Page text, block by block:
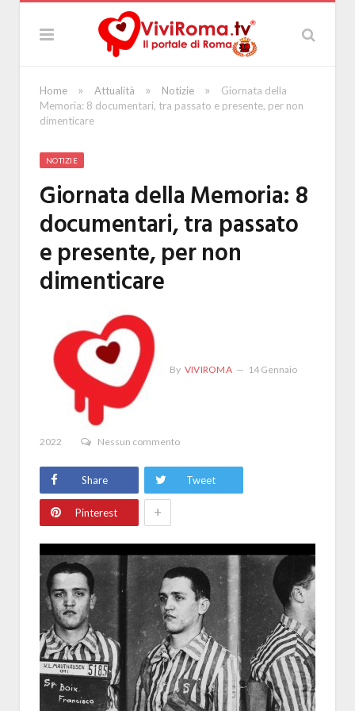
Home » Attualità » Notizie »
Giornata della
Memoria: 8 documentari, tra passato e presente, per non
dimenticare
NOTIZIE
Giornata della Memoria: 8
documentari, tra passato
e presente, per non
dimenticare
By VIVIROMA 14 Gennaio
2022 Nessun commento
Share Tweet
Pinterest +